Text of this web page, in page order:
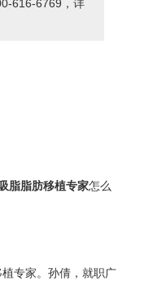
616-6769，详
脂脂肪移植专家怎么
专家。孙倩，就职广